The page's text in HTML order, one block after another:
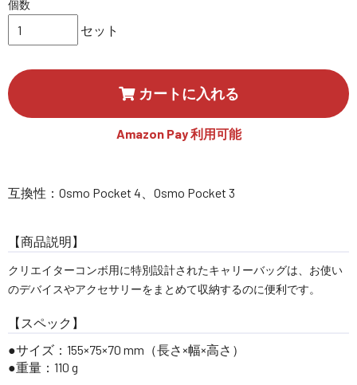
コーポレートサイト
SEKIDO 会社概要
個数
セット
カートに入れる
Amazon Pay 利用可能
互換性：Osmo Pocket 4、Osmo Pocket 3
【商品説明】
クリエイターコンボ用に特別設計されたキャリーバッグは、お使い
のデバイスやアクセサリーをまとめて収納するのに便利です。
【スペック】
サイズ：155×75×70 mm（長さ×幅×高さ）
重量：110 g